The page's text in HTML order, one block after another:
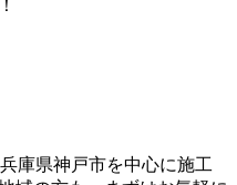
庫県神戸市を中心に施工